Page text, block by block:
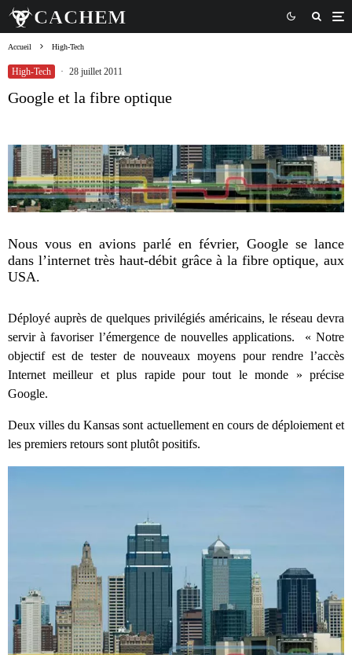
Accueil High-Tech
High-Tech · 28 juillet 2011
Google et la fibre optique
Nous vous en avions parlé en février, Google se lance
dans l’internet très haut-débit grâce à la fibre optique, aux
USA.
Déployé auprès de quelques privilégiés américains, le réseau devra
servir à favoriser l’émergence de nouvelles applications. « Notre
objectif est de tester de nouveaux moyens pour rendre l’accès
Internet meilleur et plus rapide pour tout le monde » précise
Google.
Deux villes du Kansas sont actuellement en cours de déploiement et
les premiers retours sont plutôt positifs.